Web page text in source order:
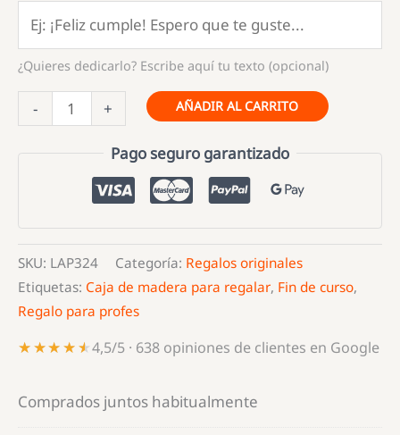
¿Quieres dedicarlo? Escribe aquí tu texto (opcional)
-
LAPICERO
MADERA
REGALO
+ AÑADIR AL CARRITO
Pago seguro garantizado
SKU: LAP324 Categoría: Regalos originales
Etiquetas: Caja de madera para regalar, Fin de curso,
Regalo para profes
★★★★★
★★★★★4,5/5 · 638 opiniones de clientes en Google
Comprados juntos habitualmente